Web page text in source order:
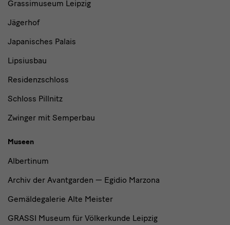
Grassimuseum Leipzig
Jägerhof
Japanisches Palais
Lipsiusbau
Residenzschloss
Schloss Pillnitz
Zwinger mit Semperbau
Museen
Albertinum
Archiv der Avantgarden — Egidio Marzona
Gemäldegalerie Alte Meister
GRASSI Museum für Völkerkunde Leipzig